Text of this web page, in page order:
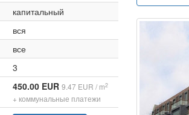
капитальный
вся
все
3
450.00 EUR 9.47 EUR / m2
+ коммунальные платежи